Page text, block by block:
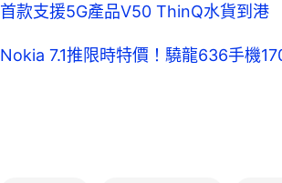
首款支援5G產品V50 ThinQ水貨到港
Nokia 7.1推限時特價！驍龍636手機